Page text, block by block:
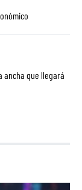
ancha que llegará